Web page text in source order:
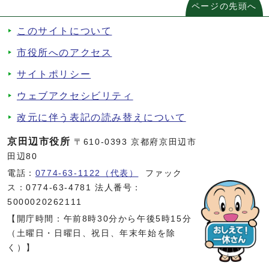
ページの先頭へ
このサイトについて
市役所へのアクセス
サイトポリシー
ウェブアクセシビリティ
改元に伴う表記の読み替えについて
京田辺市役所 〒610-0393 京都府京田辺市
田辺80
電話： 0774-63-1122（代表）
ファック
ス：0774-63-4781 法人番号：
5000020262111
【開庁時間：午前8時30分から午後5時15分
（土曜日・日曜日、祝日、年末年始を除
く）】